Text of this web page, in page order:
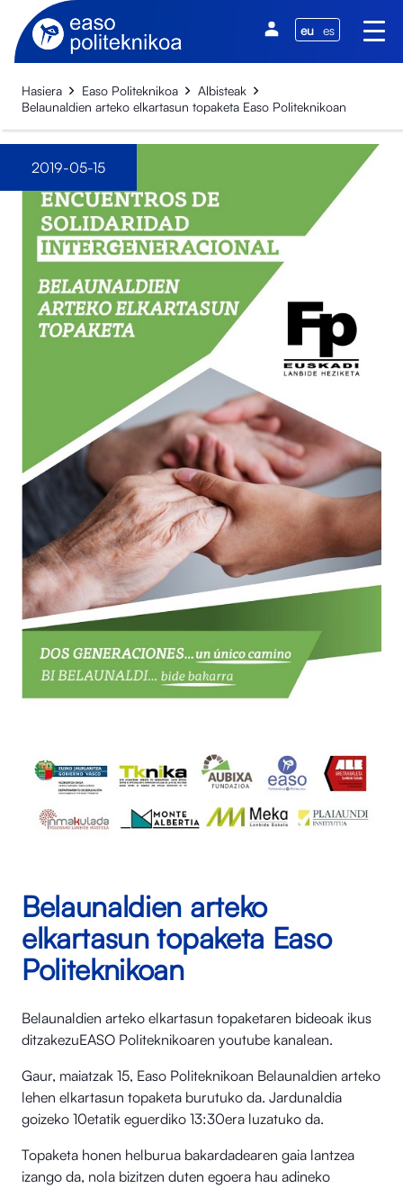
eu es
Hasiera Easo Politeknikoa
Albisteak
Belaunaldien arteko elkartasun topaketa Easo Politeknikoan
2019-05-15
Belaunaldien arteko
elkartasun topaketa Easo
Politeknikoan
Belaunaldien arteko elkartasun topaketaren bideoak ikus
ditzakezuEASO Politeknikoaren youtube kanalean.
Gaur, maiatzak 15, Easo Politeknikoan Belaunaldien arteko
lehen elkartasun topaketa burutuko da. Jardunaldia
goizeko 10etatik eguerdiko 13:30era luzatuko da.
Topaketa honen helburua bakardadearen gaia lantzea
izango da, nola bizitzen duten egoera hau adineko